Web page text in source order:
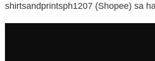
shirtsandprintsph1207 (Shopee) sa